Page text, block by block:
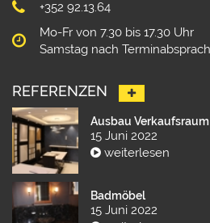
+352 92.13.64
Mo-Fr von 7.30 bis 17.30 Uhr
Samstag nach
REFERENZEN
Ausbau Verkaufsraum
15 Juni 2022
weiterlesen
Badmöbel
15 Juni 2022